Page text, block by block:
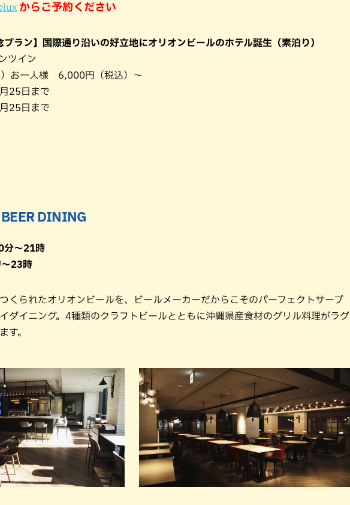
からご予約ください
プラン】国際通り沿いの好立地にオリオンビールのホテル誕生（素泊り）
ツイン
）お一人様 6,000円（税込）〜
25日まで
25日まで
DINING
分〜21時
〜23時
くられたオリオンビールを、ビールメーカーだからこそのパーフェクトサーブ
ダイニング。4種類のクラフトビールとともに沖縄県産食材のグリル料理がラグ
す。